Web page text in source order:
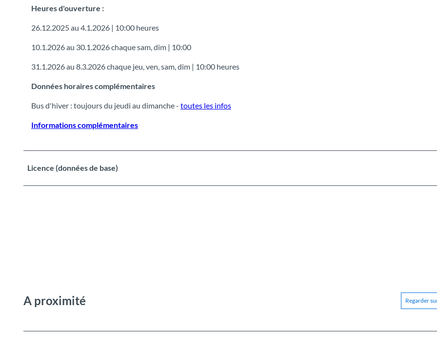
Heures d'ouverture :
26.12.2025 au 4.1.2026 | 10:00 heures
10.1.2026 au 30.1.2026 chaque sam, dim | 10:00
31.1.2026 au 8.3.2026 chaque jeu, ven, sam, dim | 10:00 heures
Données horaires complémentaires
Bus d'hiver : toujours du jeudi au dimanche - toutes les infos
Informations complémentaires
Licence (données de base)
A proximité Regarder